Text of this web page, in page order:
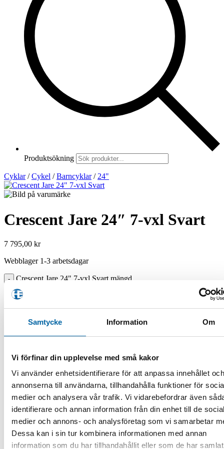
Samtycke Information Om
Vi förfinar din upplevelse med små kakor
Vi använder enhetsidentifierare för att anpassa innehållet och
annonserna till användarna, tillhandahålla funktioner för
medier och analysera vår trafik. Vi vidarebefordrar även
identifierare och annan information från din enhet till de
medier och annons- och analysföretag som vi samarbetar
Dessa kan i sin tur kombinera informationen med annan
information som du har tillhandahållit eller som de har
Produktsökning
Cyklar / Cykel / Barncyklar / 24"
Crescent Jare 24″ 7-vxl Svart
7 795,00 kr
Webblager 1-3 arbetsdagar
Crescent Jare 24" 7-vxl Svart mängd
Lägg i varukorg
Artikelnr:CEYPC4473001 Kategori:24" Etiketter:24,Barn,tum
✔ Fraktfritt över 1000 kr »
Leveranstid
Lagervaror skickas normalt inom 48h (arbetsdagar).
Reservation för längre tid.
Leveranstider som anges på produkter är preliminära och
förutsätter att leverantören har produkten i lager. Annars
återkommer vi med leveranstid.
Fraktkostnad för paket max 20 kg/120 cm: